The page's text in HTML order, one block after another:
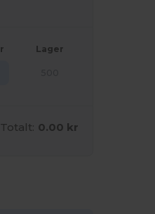
Lager
Totalt: 0.00 kr